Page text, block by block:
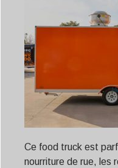
Ce food truck est
nourriture de rue, les